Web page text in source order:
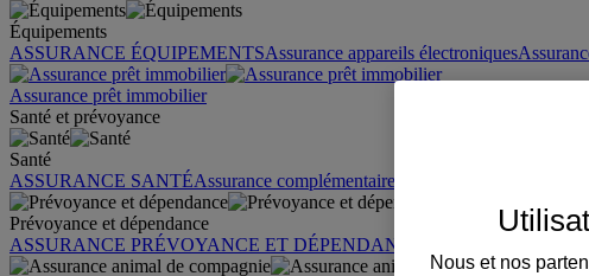
Équipements
ASSURANCE ÉQUIPEMENTSAssurance appareils électroniques
Assurance prêt immobilier
Santé et prévoyance
Santé
ASSURANCE SANTÉAssurance complémentaire santé
Prévoyance et dépendance
ASSURANCE PRÉVOYANCE ET DÉPENDANCE
Nous et nos